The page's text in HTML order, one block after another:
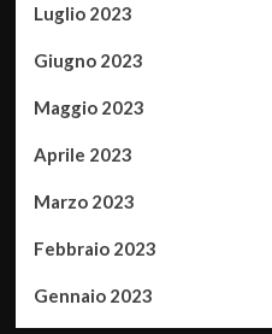
Luglio 2023
Giugno 2023
Maggio 2023
Aprile 2023
Marzo 2023
Febbraio 2023
Gennaio 2023